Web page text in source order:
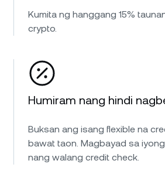
Kumita ng hanggang 15%
crypto.
Humiram nang hindi
Buksan ang isang flexible na
bawat taon. Magbayad sa
nang walang credit check.